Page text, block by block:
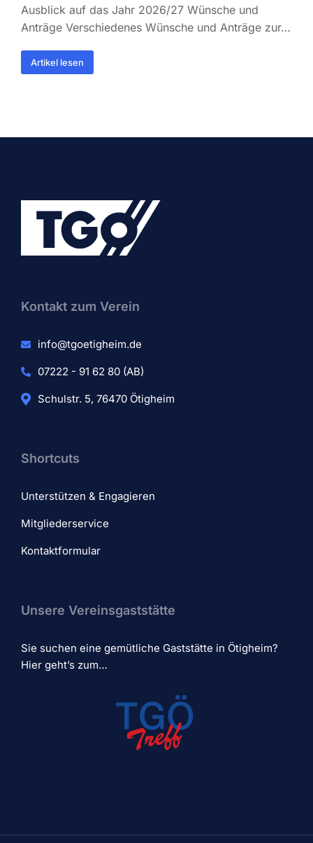
Ausblick auf das Jahr 2026/27 Wünsche und
Anträge Verschiedenes Wünsche und Anträge zur…
Artikel lesen
Kontakt zum Verein​
info@tgoetigheim.de
07222 - 91 62 80 (AB)
Schulstr. 5, 76470 Ötigheim
Shortcuts
Unterstützen & Engagieren
Mitgliederservice
Kontaktformular
Unsere Vereinsgaststätte
Sie suchen eine gemütliche Gaststätte in Ötigheim?
Hier geht’s zum…